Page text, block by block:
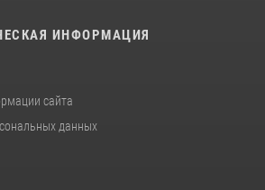
ИНФОРМАЦИЯ
сайта
данных